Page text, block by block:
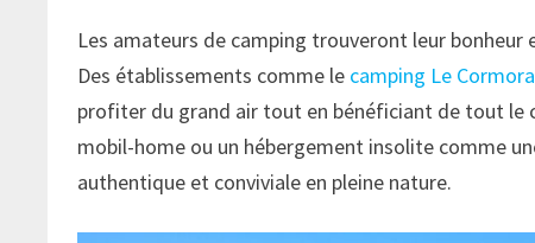
Les amateurs de camping trouveront leur bonheur
Des établissements comme le camping Le
profiter du grand air tout en bénéficiant de tout le
mobil-home ou un hébergement insolite comme
authentique et conviviale en pleine nature.